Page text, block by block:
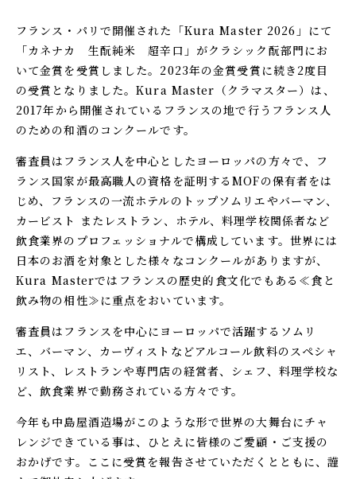
フランス・パリで開催された「Kura Master 2026」にて
「カネナカ 生酛純米 超辛口」がクラシック酛部門にお
いて金賞を受賞しました。2023年の金賞受賞に続き2度目
の受賞となりました。Kura Master（クラマスター）は、
2017年から開催されているフランスの地で行うフランス人
のための和酒のコンクールです。
審査員はフランス人を中心としたヨーロッパの方々で、フ
ランス国家が最高職人の資格を証明するMOFの保有者をは
じめ、フランスの一流ホテルのトップソムリエやバーマン、
カービスト またレストラン、ホテル、料理学校関係者など
飲食業界のプロフェッショナルで構成しています。世界には
日本のお酒を対象とした様々なコンクールがありますが、
Kura Masterではフランスの歴史的食文化でもある≪食と
飲み物の相性≫に重点をおいています。
審査員はフランスを中心にヨーロッパで活躍するソムリ
エ、バーマン、カーヴィストなどアルコール飲料のスペシャ
リスト、レストランや専門店の経営者、シェフ、料理学校な
ど、飲食業界で勤務されている方々です。
今年も中島屋酒造場がこのような形で世界の大舞台にチャ
レンジできている事は、ひとえに皆様のご愛顧・ご支援の
おかげです。ここに受賞を報告させていただくとともに、謹